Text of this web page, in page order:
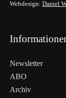
Webdesign: Daniel
Newsletter
ABO
Archiv